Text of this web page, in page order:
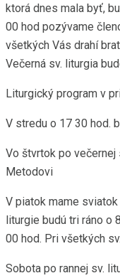
ktorá dnes mala byť,
00 hod pozývame
všetkých Vás drahí
Večerná sv. liturgia
Liturgický program v
V stredu o 17 30 hod.
Vo štvrtok po
Metodovi
V piatok mame
liturgie budú tri ráno o
00 hod. Pri všetkých
Sobota po rannej sv.